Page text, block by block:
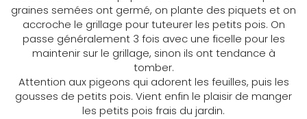
graines semées ont germé, on plante des piquets et on
accroche le grillage pour tuteurer les petits pois. On
passe généralement 3 fois avec une ficelle pour les
maintenir sur le grillage, sinon ils ont tendance à
tomber.
Attention aux pigeons qui adorent les feuilles, puis les
gousses de petits pois. Vient enfin le plaisir de manger
les petits pois frais du jardin.